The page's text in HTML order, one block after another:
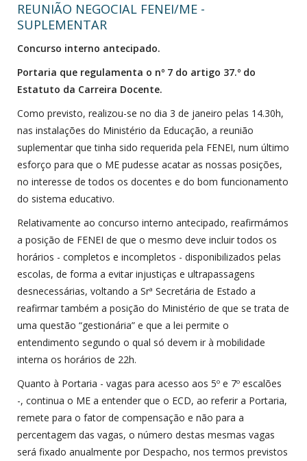
REUNIÃO NEGOCIAL FENEI/ME -
SUPLEMENTAR
Concurso interno antecipado.
Portaria que regulamenta o nº 7 do artigo 37.º do
Estatuto da Carreira Docente.
Como previsto, realizou-se no dia 3 de janeiro pelas 14.30h,
nas instalações do Ministério da Educação, a reunião
suplementar que tinha sido requerida pela FENEI, num último
esforço para que o ME pudesse acatar as nossas posições,
no interesse de todos os docentes e do bom funcionamento
do sistema educativo.
Relativamente ao concurso interno antecipado, reafirmámos
a posição de FENEI de que o mesmo deve incluir todos os
horários - completos e incompletos - disponibilizados pelas
escolas, de forma a evitar injustiças e ultrapassagens
desnecessárias, voltando a Srª Secretária de Estado a
reafirmar também a posição do Ministério de que se trata de
uma questão “gestionária” e que a lei permite o
entendimento segundo o qual só devem ir à mobilidade
interna os horários de 22h.
Quanto à Portaria - vagas para acesso aos 5º e 7º escalões
-, continua o ME a entender que o ECD, ao referir a Portaria,
remete para o fator de compensação e não para a
percentagem das vagas, o número destas mesmas vagas
será fixado anualmente por Despacho, nos termos previstos